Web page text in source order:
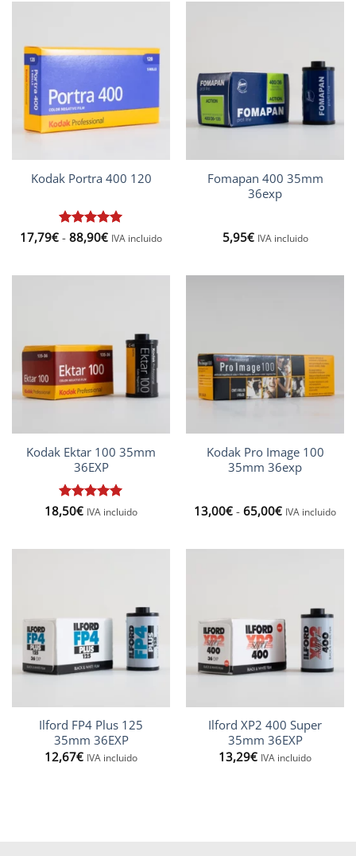
Kodak Portra 400 120
Valorado
17,79€ - 88,90€Rango
IVA incluido
Fomapan 400 35mm
36exp
5,95€ IVA incluido
Kodak Ektar 100 35mm
36EXP
Valorado
18,50€ IVA incluido
Kodak Pro Image 100
35mm 36exp
13,00€ - 65,00€Rango
IVA incluido
Ilford FP4 Plus 125
35mm 36EXP
12,67€ IVA incluido
Ilford XP2 400 Super
35mm 36EXP
13,29€ IVA incluido